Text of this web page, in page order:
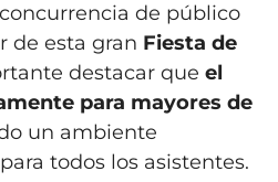
de público
de esta gran Fiesta de
destacar que el
para mayores de
un ambiente
todos los asistentes.